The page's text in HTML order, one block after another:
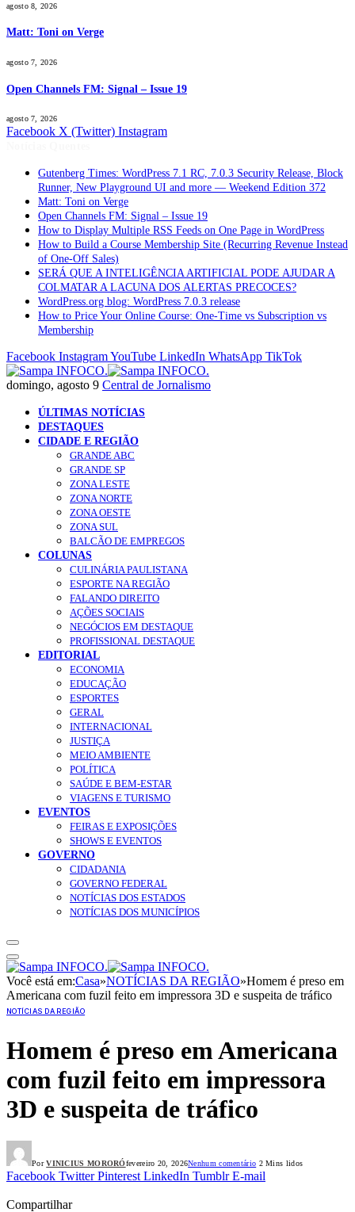
agosto 8, 2026
Matt: Toni on Verge
agosto 7, 2026
Open Channels FM: Signal – Issue 19
agosto 7, 2026
Facebook X (Twitter) Instagram
Gutenberg Times: WordPress 7.1 RC, 7.0.3 Security Release, Block
Runner, New Playground UI and more — Weekend Edition 372
Matt: Toni on Verge
Open Channels FM: Signal – Issue 19
How to Display Multiple RSS Feeds on One Page in WordPress
How to Build a Course Membership Site (Recurring Revenue Instead
of One-Off Sales)
SERÁ QUE A INTELIGÊNCIA ARTIFICIAL PODE AJUDAR A
COLMATAR A LACUNA DOS ALERTAS PRECOCES?
WordPress.org blog: WordPress 7.0.3 release
How to Price Your Online Course: One-Time vs Subscription vs
Membership
Facebook InstagramYouTube LinkedIn WhatsApp TikTok
domingo, agosto 9 Central de Jornalismo
ÚLTIMAS NOTÍCIAS
DESTAQUES
CIDADE E REGIÃO
GRANDE ABC
GRANDE SP
ZONA LESTE
ZONA NORTE
ZONA OESTE
ZONA SUL
BALCÃO DE EMPREGOS
COLUNAS
CULINÁRIA PAULISTANA
ESPORTE NA REGIÃO
FALANDO DIREITO
AÇÕES SOCIAIS
NEGÓCIOS EM DESTAQUE
PROFISSIONAL DESTAQUE
EDITORIAL
ECONOMIA
EDUCAÇÃO
ESPORTES
GERAL
INTERNACIONAL
JUSTIÇA
MEIO AMBIENTE
POLÍTICA
SAÚDE E BEM-ESTAR
VIAGENS E TURISMO
EVENTOS
FEIRAS E EXPOSIÇÕES
SHOWS E EVENTOS
GOVERNO
CIDADANIA
GOVERNO FEDERAL
NOTÍCIAS DOS ESTADOS
NOTÍCIAS DOS MUNICÍPIOS
Você está em:Casa»NOTÍCIAS DA REGIÃO»Homem é preso em
Americana com fuzil feito em impressora 3D e suspeita de tráfico
NOTÍCIAS DA REGIÃO
Homem é preso em Americana
com fuzil feito em impressora
3D e suspeita de tráfico
Por VINICIUS MORORÓfevereiro 20, 2026Nenhum comentário 2 Mins lidos
Facebook Twitter Pinterest LinkedIn Tumblr E-mail
Compartilhar